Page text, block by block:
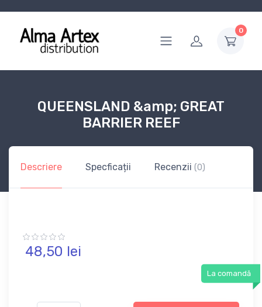
0
QUEENSLAND &amp; GREAT
BARRIER REEF
Descriere Specficații Recenzii (0)
48,50 lei
La comandă